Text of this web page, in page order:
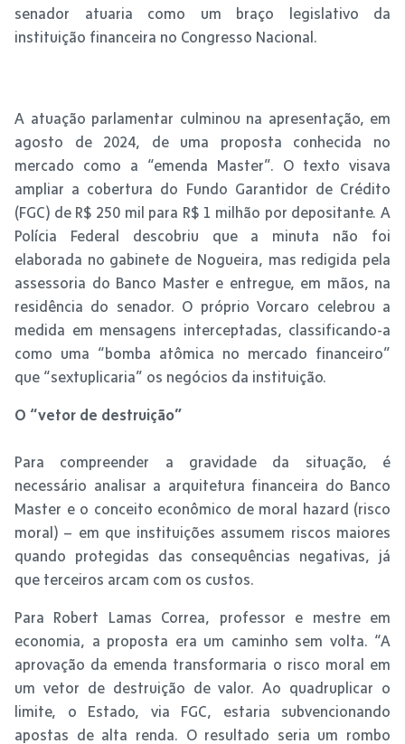
senador atuaria como um braço legislativo da
instituição financeira no Congresso Nacional.
A atuação parlamentar culminou na apresentação, em
agosto de 2024, de uma proposta conhecida no
mercado como a “emenda Master”. O texto visava
ampliar a cobertura do Fundo Garantidor de Crédito
(FGC) de R$ 250 mil para R$ 1 milhão por depositante. A
Polícia Federal descobriu que a minuta não foi
elaborada no gabinete de Nogueira, mas redigida pela
assessoria do Banco Master e entregue, em mãos, na
residência do senador. O próprio Vorcaro celebrou a
medida em mensagens interceptadas, classificando-a
como uma “bomba atômica no mercado financeiro”
que “sextuplicaria” os negócios da instituição.
O “vetor de destruição”
Para compreender a gravidade da situação, é
necessário analisar a arquitetura financeira do Banco
Master e o conceito econômico de moral hazard (risco
moral) – em que instituições assumem riscos maiores
quando protegidas das consequências negativas, já
que terceiros arcam com os custos.
Para Robert Lamas Correa, professor e mestre em
economia, a proposta era um caminho sem volta. “A
aprovação da emenda transformaria o risco moral em
um vetor de destruição de valor. Ao quadruplicar o
limite, o Estado, via FGC, estaria subvencionando
apostas de alta renda. O resultado seria um rombo